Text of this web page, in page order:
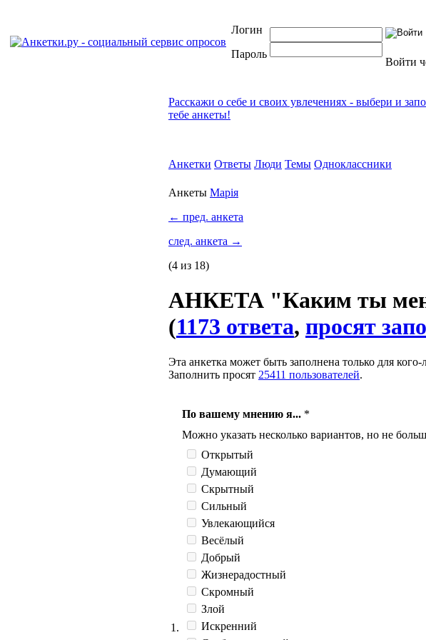
Логин
Пароль
Войти
Расскажи о себе и своих увлечениях - выбери и
тебе анкеты!
Анкетки Ответы Люди Темы Одноклассники
Анкеты Марія
← пред. анкета
след. анкета →
(4 из 18)
АНКЕТА "Каким ты
(1173 ответа, просят
Эта анкетка может быть заполнена только для
Заполнить просят 25411 пользователей.
1.
По вашему мнению я... *
Можно указать несколько вариантов, но не
Открытый
Думающий
Скрытный
Сильный
Увлекающийся
Весёлый
Добрый
Жизнерадостный
Скромный
Злой
Искренний